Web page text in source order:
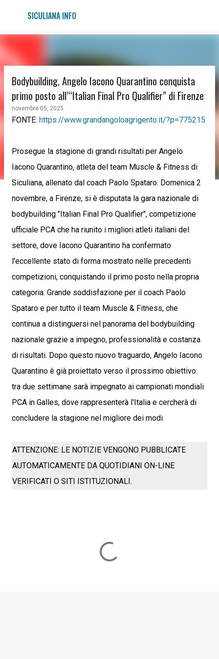
Passa ai contenuti principali
SICULIANA INFO
Bodybuilding, Angelo Iacono Quarantino conquista
primo posto all’“Italian Final Pro Qualifier” di Firenze
novembre 05, 2025
FONTE: https://www.grandangoloagrigento.it/?p=775215
Prosegue la stagione di grandi risultati per Angelo
Iacono Quarantino, atleta del team Muscle & Fitness di
Siculiana, allenato dal coach Paolo Spataro. Domenica 2
novembre, a Firenze, si è disputata la gara nazionale di
bodybuilding "Italian Final Pro Qualifier", competizione
ufficiale PCA che ha riunito i migliori atleti italiani del
settore, dove Iacono Quarantino ha confermato
l'eccellente stato di forma mostrato nelle precedenti
competizioni, conquistando il primo posto nella propria
categoria. Grande soddisfazione per il coach Paolo
Spataro e per tutto il team Muscle & Fitness, che
continua a distinguersi nel panorama del bodybuilding
nazionale grazie a impegno, professionalità e costanza
di risultati. Dopo questo nuovo traguardo, Angelo Iacono
Quarantino è già proiettato verso il prossimo obiettivo:
tra due settimane sarà impegnato ai campionati mondiali
PCA in Galles, dove rappresenterà l'Italia e cercherà di
concludere la stagione nel migliore dei modi.
ATTENZIONE: LE NOTIZIE VENGONO PUBBLICATE
AUTOMATICAMENTE DA QUOTIDIANI ON-LINE
VERIFICATI O SITI ISTITUZIONALI.